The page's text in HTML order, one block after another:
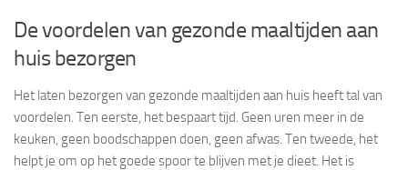
De voordelen van gezonde maaltijden aan
huis bezorgen
Het laten bezorgen van gezonde maaltijden aan huis heeft tal van
voordelen. Ten eerste, het bespaart tijd. Geen uren meer in de
keuken, geen boodschappen doen, geen afwas. Ten tweede, het
helpt je om op het goede spoor te blijven met je dieet. Het is